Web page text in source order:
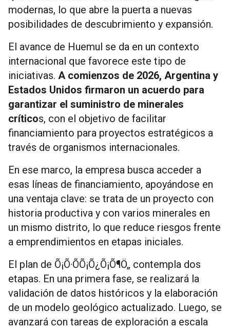
modernas, lo que abre la puerta a nuevas
posibilidades de descubrimiento y expansión.
El avance de Huemul se da en un contexto
internacional que favorece este tipo de
iniciativas. A comienzos de 2026, Argentina y
Estados Unidos firmaron un acuerdo para
garantizar el suministro de minerales
críticos, con el objetivo de facilitar
financiamiento para proyectos estratégicos a
través de organismos internacionales.
En ese marco, la empresa busca acceder a
esas líneas de financiamiento, apoyándose en
una ventaja clave: se trata de un proyecto con
historia productiva y con varios minerales en
un mismo distrito, lo que reduce riesgos frente
a emprendimientos en etapas iniciales.
El plan de Õ¡Õ·Õ­Õ¡Õ¿Õ¡Õ¶Ö„ contempla dos
etapas. En una primera fase, se realizará la
validación de datos históricos y la elaboración
de un modelo geológico actualizado. Luego, se
avanzará con tareas de exploración a escala